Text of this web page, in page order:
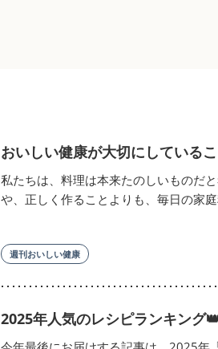
おいしい健康が大切にしている
私たちは、料理は本来たのしいものだ
や、正しく作ることよりも、毎日の家
週刊おいしい健康
2025年人気のレシピランキング